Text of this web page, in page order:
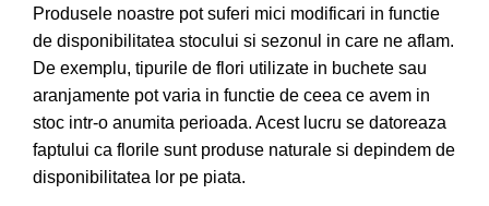
Produsele noastre pot suferi mici modificari in functie
de disponibilitatea stocului si sezonul in care ne aflam.
De exemplu, tipurile de flori utilizate in buchete sau
aranjamente pot varia in functie de ceea ce avem in
stoc intr-o anumita perioada. Acest lucru se datoreaza
faptului ca florile sunt produse naturale si depindem de
disponibilitatea lor pe piata.